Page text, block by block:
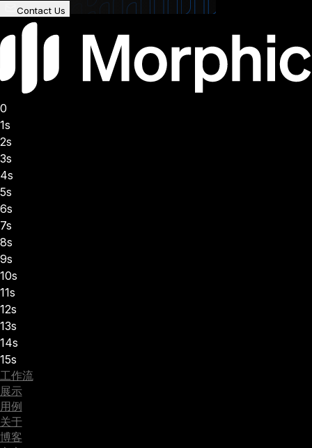
Contact Us
0
1s
2s
3s
4s
5s
6s
7s
8s
9s
10s
11s
12s
13s
14s
15s
工作流
展示
用例
关于
博客